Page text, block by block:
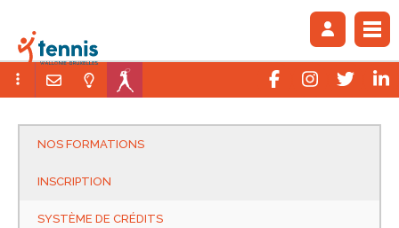
NOS FORMATIONS
INSCRIPTION
SYSTÈME DE CRÉDITS